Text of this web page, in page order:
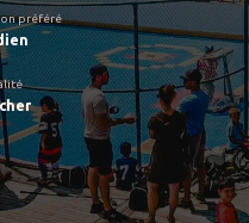
préféré